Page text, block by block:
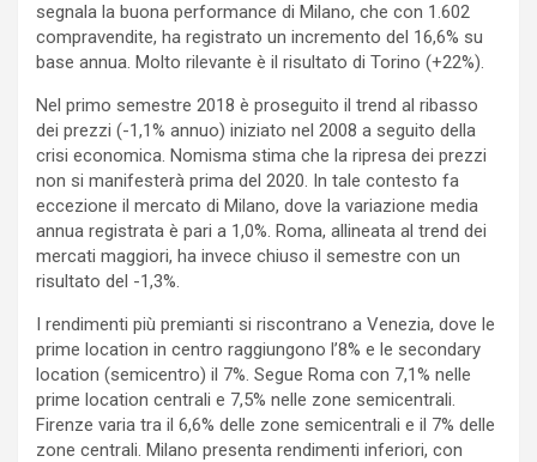
segnala la buona performance di Milano, che con 1.602
compravendite, ha registrato un incremento del 16,6% su
base annua. Molto rilevante è il risultato di Torino (+22%).
Nel primo semestre 2018 è proseguito il trend al ribasso
dei prezzi (-1,1% annuo) iniziato nel 2008 a seguito della
crisi economica. Nomisma stima che la ripresa dei prezzi
non si manifesterà prima del 2020. In tale contesto fa
eccezione il mercato di Milano, dove la variazione media
annua registrata è pari a 1,0%. Roma, allineata al trend dei
mercati maggiori, ha invece chiuso il semestre con un
risultato del -1,3%.
I rendimenti più premianti si riscontrano a Venezia, dove le
prime location in centro raggiungono l’8% e le secondary
location (semicentro) il 7%. Segue Roma con 7,1% nelle
prime location centrali e 7,5% nelle zone semicentrali.
Firenze varia tra il 6,6% delle zone semicentrali e il 7% delle
zone centrali. Milano presenta rendimenti inferiori, con